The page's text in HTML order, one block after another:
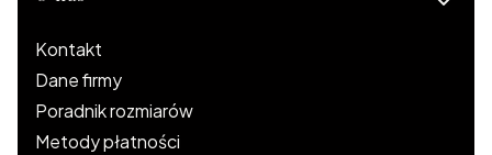
Kontakt
Dane firmy
Poradnik rozmiarów
Metody płatności